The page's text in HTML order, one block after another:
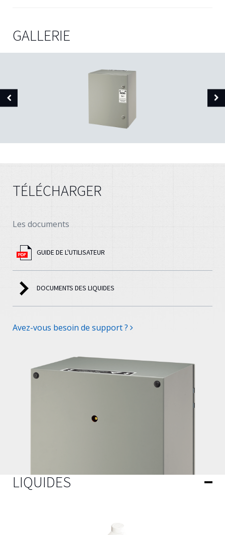
GALLERIE
TÉLÉCHARGER
Les documents
GUIDE DE L'UTILISATEUR
DOCUMENTS DES LIQUIDES
Avez-vous besoin de support ?
LIQUIDES